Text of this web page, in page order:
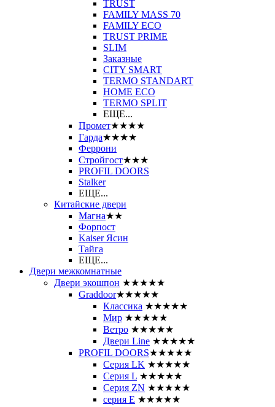
TRUST
FAMILY MASS 70
FAMILY ECO
TRUST PRIME
SLIM
Заказные
CITY SMART
TERMO STANDART
HOME ECO
ТЕRМО SPLIT
ЕЩЕ...
Промет★★★★
Гарда★★★★
Феррони
Стройгост★★★
PROFIL DOORS
Stalker
ЕЩЕ...
Китайские двери
Магна★★
Форпост
Kaiser Ясин
Тайга
ЕЩЕ...
Двери межкомнатные
Двери экошпон ★★★★★
Graddoor★★★★★
Классика ★★★★★
Мир ★★★★★
Ветро ★★★★★
Двери Line ★★★★★
PROFIL DOORS★★★★★
Серия LK ★★★★★
Серия L ★★★★★
Серия ZN ★★★★★
серия E ★★★★★